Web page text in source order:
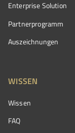
Enterprise Solution
Partnerprogramm
Auszeichnungen
WISSEN
Wissen
FAQ